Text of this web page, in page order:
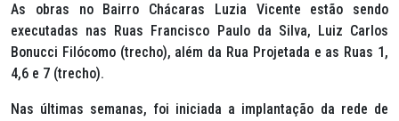
As obras no Bairro Chácaras Luzia Vicente estão sendo
executadas nas Ruas Francisco Paulo da Silva, Luiz Carlos
Bonucci Filócomo (trecho), além da Rua Projetada e as Ruas 1,
4,6 e 7 (trecho).
Nas últimas semanas, foi iniciada a implantação da rede de